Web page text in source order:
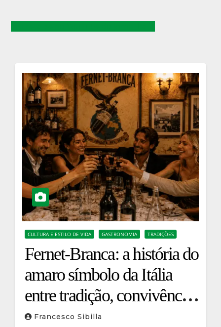
CULTURA E ESTILO DE VIDA GASTRONOMIA TRADIÇÕES
Fernet-Branca: a história do
amaro símbolo da Itália
entre tradição, convivência
e cultura gastronômica
Francesco Sibilla